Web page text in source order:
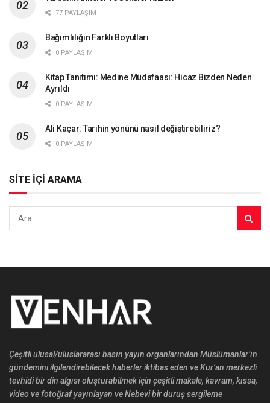
77 PAYLAŞIM
Bağımlılığın Farklı Boyutları
0 PAYLAŞIM
Kitap Tanıtımı: Medine Müdafaası: Hicaz Bizden Neden
Ayrıldı
0 PAYLAŞIM
Ali Kaçar: Tarihin yönünü nasıl değiştirebiliriz?
0 PAYLAŞIM
SİTE İÇİ ARAMA
Çeşitli ulusal/uluslararası basın yayın organlarından Müslümanlar’ın
gündemini ilgilendirebilecek haberler iktibas eden ve Kur’an merkezli
tevhidi bir din algısı oluşturabilmek için çeşitli makale, kavram, kıssa,
video ve fotoğraf yayınlayan ve Nebevi bir duruş sergileme